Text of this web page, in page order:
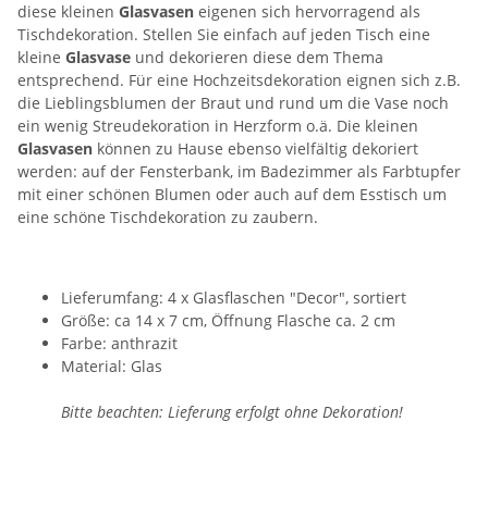
diese kleinen Glasvasen eigenen sich hervorragend als
Tischdekoration. Stellen Sie einfach auf jeden Tisch eine
kleine Glasvase und dekorieren diese dem Thema
entsprechend. Für eine Hochzeitsdekoration eignen sich z.B.
die Lieblingsblumen der Braut und rund um die Vase noch
ein wenig Streudekoration in Herzform o.ä. Die kleinen
Glasvasen können zu Hause ebenso vielfältig dekoriert
werden: auf der Fensterbank, im Badezimmer als Farbtupfer
mit einer schönen Blumen oder auch auf dem Esstisch um
eine schöne Tischdekoration zu zaubern.
Lieferumfang: 4 x Glasflaschen "Decor", sortiert
Größe: ca 14 x 7 cm, Öffnung Flasche ca. 2 cm
Farbe: anthrazit
Material: Glas
Bitte beachten: Lieferung erfolgt ohne Dekoration!